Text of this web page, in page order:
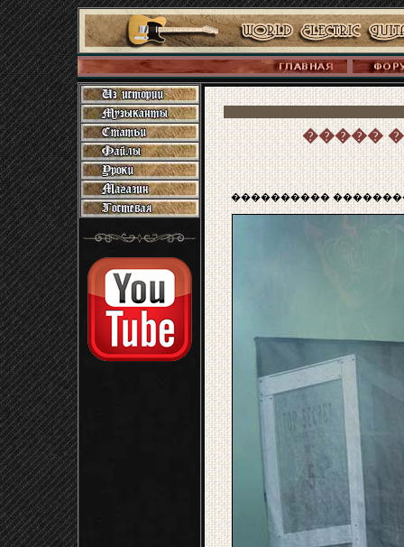
�����
���������� ��������: